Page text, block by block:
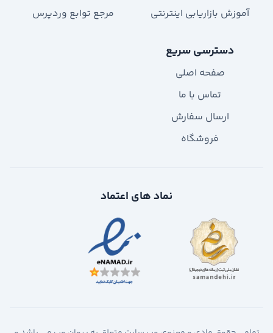
آموزش بازاریابی اینترنتی
مرجع توابع وردپرس
دسترسی سریع
صفحه اصلی
تماس با ما
ارسال سفارش
فروشگاه
نماد های اعتماد